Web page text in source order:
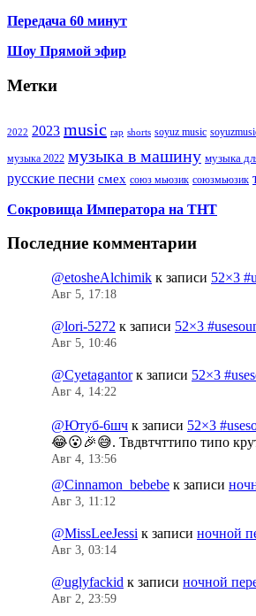
Передача 60 минут
Шоу Прямой эфир
Метки
2022 2023 music rap shorts soyuz music
музыка 2022 музыка в машину музыка
русские песни смех союз мьюзик союзмьюзик
Сокровища Императора на ТНТ
Последние комментарии
@etosheAlchimik к записи 52×3
Авг 5, 17:18
@lori-5272 к записи 52×3
Авг 5, 10:46
@Cyetagantorк записи 52×3
Авг 4, 14:22
@Ютуб-6шч к записи 52×3
😂😮🎉😅. Твдвтчттипо типо
Авг 4, 13:56
@Cinnamon_bebebe к записи
Авг 3, 11:12
@MissLeeJessi к записи ночной
Авг 3, 03:14
@uglyfackid к записи ночной
Авг 2, 23:59